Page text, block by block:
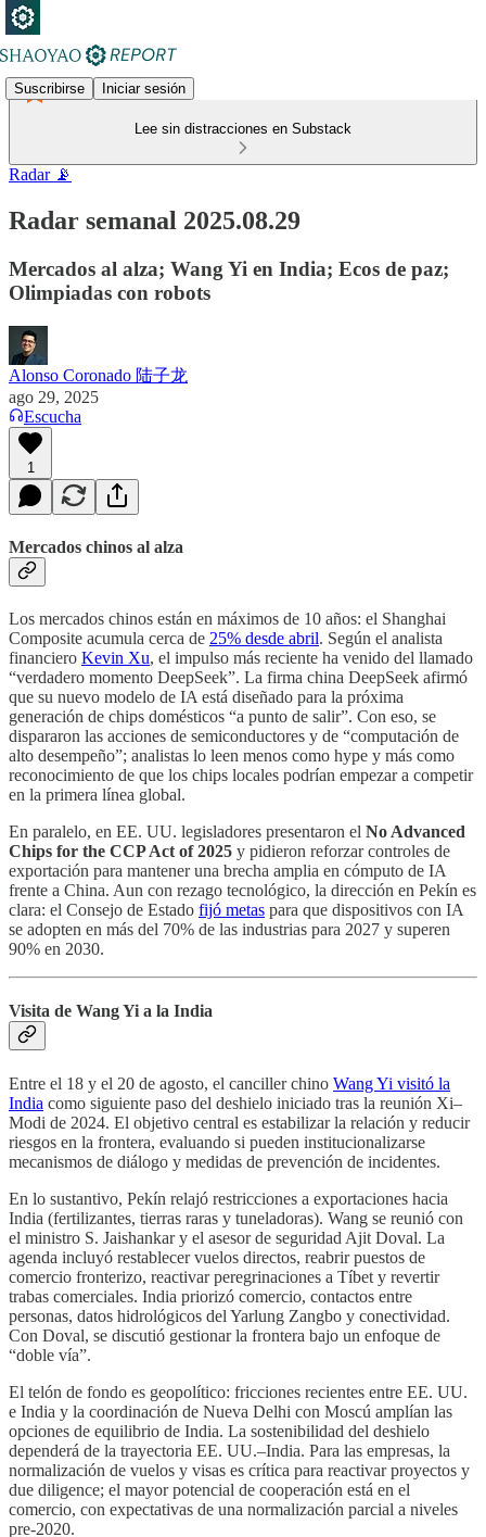
Suscribirse Iniciar sesión
Lee sin distracciones en Substack
Radar 📡
Radar semanal 2025.08.29
Mercados al alza; Wang Yi en India; Ecos de paz;
Olimpiadas con robots
Alonso Coronado 陆子龙
ago 29, 2025
Escucha
1
Mercados chinos al alza
Los mercados chinos están en máximos de 10 años: el Shanghai
Composite acumula cerca de 25% desde abril. Según el analista
financiero Kevin Xu, el impulso más reciente ha venido del llamado
“verdadero momento DeepSeek”. La firma china DeepSeek afirmó
que su nuevo modelo de IA está diseñado para la próxima
generación de chips domésticos “a punto de salir”. Con eso, se
dispararon las acciones de semiconductores y de “computación de
alto desempeño”; analistas lo leen menos como hype y más como
reconocimiento de que los chips locales podrían empezar a competir
en la primera línea global.
En paralelo, en EE. UU. legisladores presentaron el No Advanced
Chips for the CCP Act of 2025 y pidieron reforzar controles de
exportación para mantener una brecha amplia en cómputo de IA
frente a China. Aun con rezago tecnológico, la dirección en Pekín es
clara: el Consejo de Estado fijó metas para que dispositivos con IA
se adopten en más del 70% de las industrias para 2027 y superen
90% en 2030.
Visita de Wang Yi a la India
Entre el 18 y el 20 de agosto, el canciller chino Wang Yi visitó la
India como siguiente paso del deshielo iniciado tras la reunión Xi–
Modi de 2024. El objetivo central es estabilizar la relación y reducir
riesgos en la frontera, evaluando si pueden institucionalizarse
mecanismos de diálogo y medidas de prevención de incidentes.
En lo sustantivo, Pekín relajó restricciones a exportaciones hacia
India (fertilizantes, tierras raras y tuneladoras). Wang se reunió con
el ministro S. Jaishankar y el asesor de seguridad Ajit Doval. La
agenda incluyó restablecer vuelos directos, reabrir puestos de
comercio fronterizo, reactivar peregrinaciones a Tíbet y revertir
trabas comerciales. India priorizó comercio, contactos entre
personas, datos hidrológicos del Yarlung Zangbo y conectividad.
Con Doval, se discutió gestionar la frontera bajo un enfoque de
“doble vía”.
El telón de fondo es geopolítico: fricciones recientes entre EE. UU.
e India y la coordinación de Nueva Delhi con Moscú amplían las
opciones de equilibrio de India. La sostenibilidad del deshielo
dependerá de la trayectoria EE. UU.–India. Para las empresas, la
normalización de vuelos y visas es crítica para reactivar proyectos y
due diligence; el mayor potencial de cooperación está en el
comercio, con expectativas de una normalización parcial a niveles
pre-2020.